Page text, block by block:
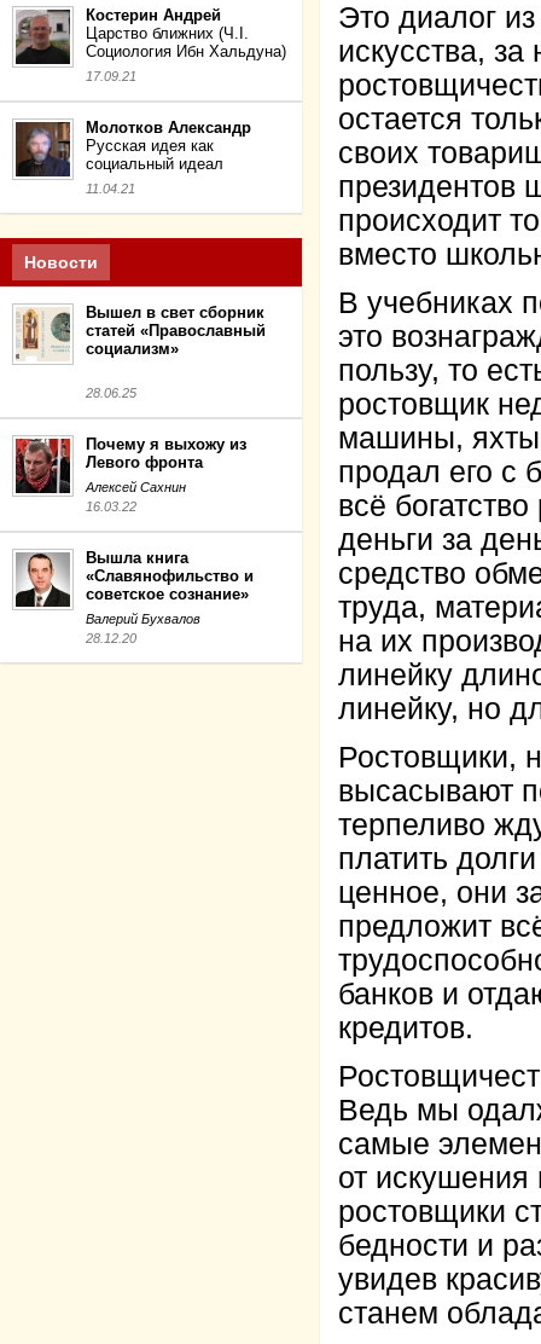
Костерин Андрей
Царство ближних (Ч.I.
Социология Ибн Хальдуна)
17.09.21
Молотков Александр
Русская идея как
социальный идеал
11.04.21
Новости
Вышел в свет сборник
статей «Православный
социализм»
28.06.25
Почему я выхожу из
Левого фронта
Алексей Сахнин
16.03.22
Вышла книга
«Славянофильство и
советское сознание»
Валерий Бухвалов
28.12.20
Это диалог
искусства, за
остается
своих
президентов
происходит
вместо
В учебниках
это
пользу, то
ростовщик
машины,
продал его с
всё
деньги за
средство
труда,
на их
линейку
линейку, но
Ростовщики,
высасывают
терпеливо
платить
ценное, они
предложит
банков и
кредитов.
Ведь мы
самые
от искушения
ростовщики
бедности и
увидев
станем